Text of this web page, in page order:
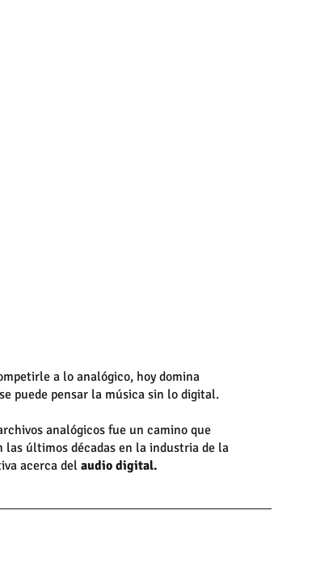
a lo analógico, hoy domina
puede pensar la música sin lo digital.
analógicos fue un camino que
las últimos décadas en la industria de la
acerca del audio digital.